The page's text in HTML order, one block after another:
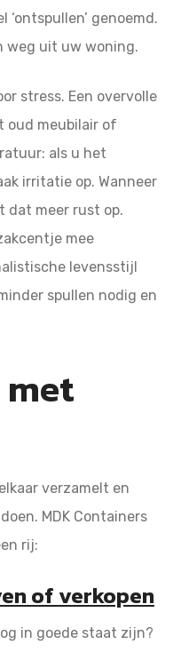
genoemd.
weg uit uw woning.
stress. Een overvolle
oud meubilair of
als u het
irritatie op. Wanneer
dat meer rust op.
mee
levensstijl
spullen nodig en
verzamelt en
MDK Containers
rij:
of verkopen
in goede staat zijn?